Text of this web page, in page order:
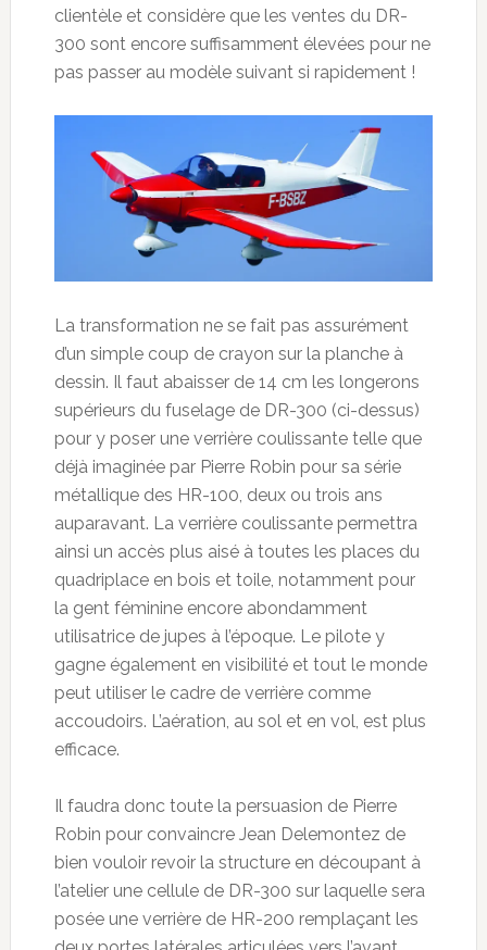
clientèle et considère que les ventes du DR-
300 sont encore suffisamment élevées pour ne
pas passer au modèle suivant si rapidement !
La transformation ne se fait pas assurément
d’un simple coup de crayon sur la planche à
dessin. Il faut abaisser de 14 cm les longerons
supérieurs du fuselage de DR-300 (ci-dessus)
pour y poser une verrière coulissante telle que
déjà imaginée par Pierre Robin pour sa série
métallique des HR-100, deux ou trois ans
auparavant. La verrière coulissante permettra
ainsi un accès plus aisé à toutes les places du
quadriplace en bois et toile, notamment pour
la gent féminine encore abondamment
utilisatrice de jupes à l’époque. Le pilote y
gagne également en visibilité et tout le monde
peut utiliser le cadre de verrière comme
accoudoirs. L’aération, au sol et en vol, est plus
efficace.
Il faudra donc toute la persuasion de Pierre
Robin pour convaincre Jean Delemontez de
bien vouloir revoir la structure en découpant à
l’atelier une cellule de DR-300 sur laquelle sera
posée une verrière de HR-200 remplaçant les